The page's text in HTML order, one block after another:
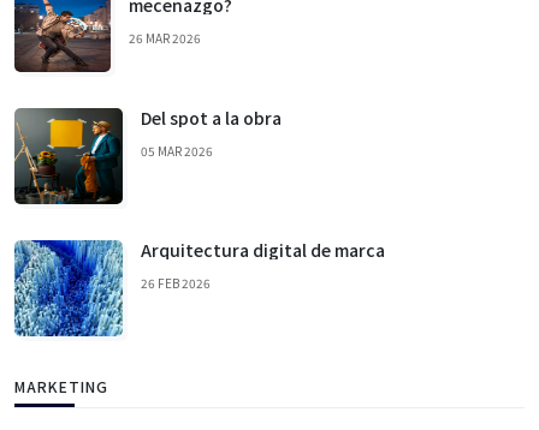
26 MAR 2026
Del spot a la obra
05 MAR 2026
Arquitectura digital de marca
26 FEB 2026
MARKETING